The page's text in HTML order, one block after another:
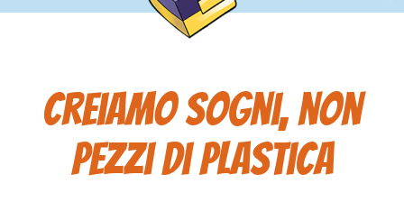
Creiamo sogni, non
pezzi di plastica